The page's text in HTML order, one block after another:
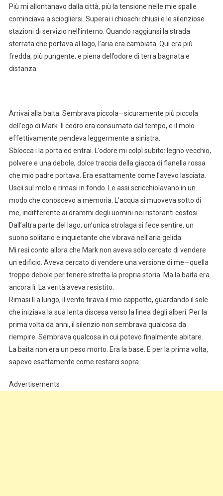
Più mi allontanavo dalla città, più la tensione nelle mie spalle
cominciava a sciogliersi. Superai i chioschi chiusi e le silenziose
stazioni di servizio nell’interno. Quando raggiunsi la strada
sterrata che portava al lago, l’aria era cambiata. Qui era più
fredda, più pungente, e piena dell’odore di terra bagnata e
distanza.
Arrivai alla baita. Sembrava piccola—sicuramente più piccola
dell’ego di Mark. Il cedro era consumato dal tempo, e il molo
effettivamente pendeva leggermente a sinistra.
Sblocca i la porta ed entrai. L’odore mi colpì subito: legno vecchio,
polvere e una debole, dolce traccia della giacca di flanella rossa
che mio padre portava. Era esattamente come l’avevo lasciata.
Uscii sul molo e rimasi in fondo. Le assi scricchiolavano in un
modo che conoscevo a memoria. L’acqua si muoveva sotto di
me, indifferente ai drammi degli uomini nei ristoranti costosi.
Dall’altra parte del lago, un’unica strolaga si fece sentire, un
suono solitario e inquietante che vibrava nell’aria gelida.
Mi resi conto allora che Mark non aveva solo cercato di vendere
un edificio. Aveva cercato di vendere una versione di me—quella
troppo debole per tenere stretta la propria storia. Ma la baita era
ancora lì. La verità aveva resistito.
Rimasi lì a lungo, il vento tirava il mio cappotto, guardando il sole
che iniziava la sua lenta discesa verso la linea degli alberi. Per la
prima volta da anni, il silenzio non sembrava qualcosa da
riempire. Sembrava qualcosa in cui potevo finalmente abitare.
La baita non era un peso morto. Era la base. E per la prima volta,
sapevo esattamente come restarci sopra.
Advertisements